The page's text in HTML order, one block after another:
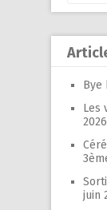
Bye
Les
2026
juin